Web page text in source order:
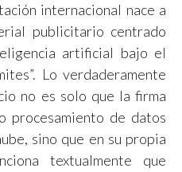
internacional nace a
publicitario centrado
artificial bajo el
Lo verdaderamente
no es solo que la firma
procesamiento de datos
sino que en su propia
textualmente que